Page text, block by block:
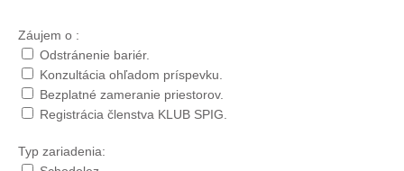
Záujem o :
Odstránenie bariér.
Konzultácia ohľadom príspevku.
Bezplatné zameranie priestorov.
Registrácia členstva KLUB SPIG.
Typ zariadenia: